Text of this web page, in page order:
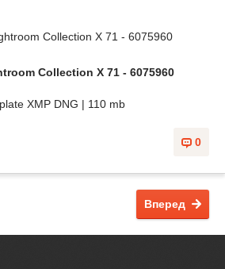
Collection X 71 - 6075960
XMP DNG | 110 mb
0
Вперед